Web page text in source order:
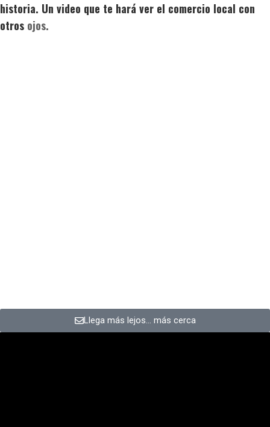
historia. Un video que te hará ver el comercio local con
otros ojos.
Llega más lejos… más cerca